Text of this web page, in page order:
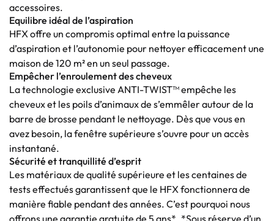
accessoires.
Equilibre idéal de l’aspiration
HFX offre un compromis optimal entre la puissance
d’aspiration et l’autonomie pour nettoyer efficacement une
maison de 120 m² en un seul passage.
Empêcher l’enroulement des cheveux
La technologie exclusive ANTI-TWIST™ empêche les
cheveux et les poils d’animaux de s’emmêler autour de la
barre de brosse pendant le nettoyage. Dès que vous en
avez besoin, la fenêtre supérieure s’ouvre pour un accès
instantané.
Sécurité et tranquillité d’esprit
Les matériaux de qualité supérieure et les centaines de
tests effectués garantissent que le HFX fonctionnera de
manière fiable pendant des années. C’est pourquoi nous
offrons une garantie gratuite de 5 ans*. *Sous réserve d’un